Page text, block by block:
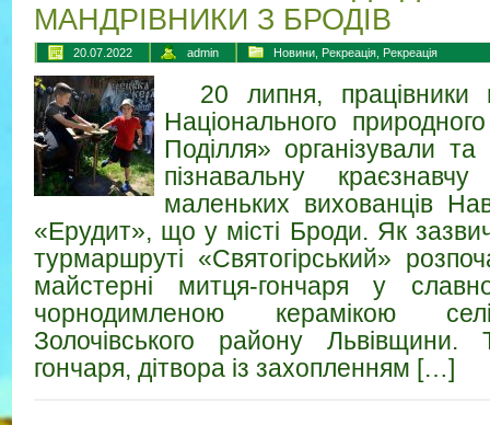
МАНДРІВНИКИ З БРОДІВ
20.07.2022 admin Новини Рекреація Рекреація
20 липня, працівники
Національного
Поділля» організували та
пізнавальну
маленьких вихованців
«Ерудит», що у місті Броди. Як
турмаршруті «Святогірський»
майстерні митця-гончаря у
чорнодимленою керамікою
Золочівського району
гончаря, дітвора із захопленням […]